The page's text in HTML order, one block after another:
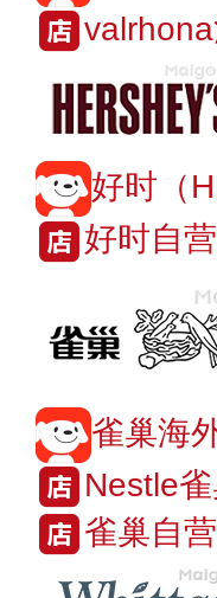
好时（
好时自
雀巢海
Nestle
雀巢自